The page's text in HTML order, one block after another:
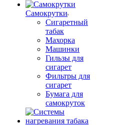
Самокрутки
Сигаретный
табак
Махорка
Машинки
Гильзы для
сигарет
Фильтры для
сигарет
Бумага для
самокруток